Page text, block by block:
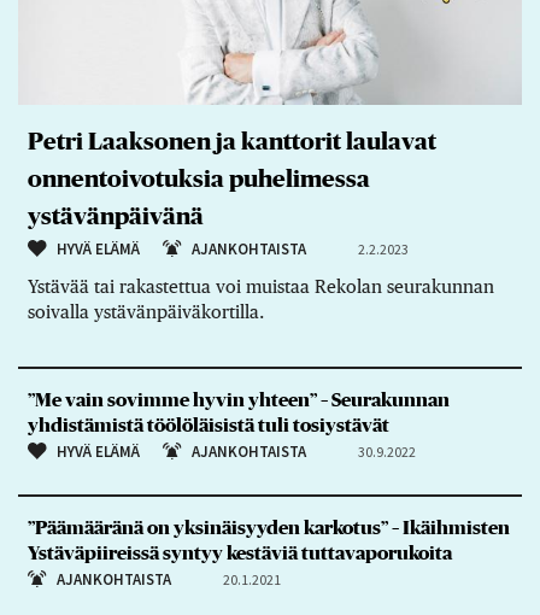
Petri Laaksonen ja kanttorit laulavat
onnentoivotuksia puhelimessa
ystävänpäivänä
HYVÄ ELÄMÄ AJANKOHTAISTA 2.2.2023
Ystävää tai rakastettua voi muistaa Rekolan seurakunnan
soivalla ystävänpäiväkortilla.
”Me vain sovimme hyvin yhteen” – Seurakunnan
yhdistämistä töölöläisistä tuli tosiystävät
HYVÄ ELÄMÄ AJANKOHTAISTA 30.9.2022
”Päämääränä on yksinäisyyden karkotus” – Ikäihmisten
Ystäväpiireissä syntyy kestäviä tuttavaporukoita
AJANKOHTAISTA 20.1.2021